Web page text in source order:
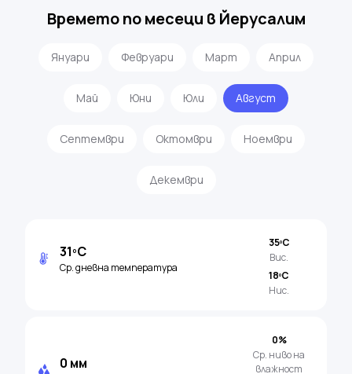
Времето по месеци в Йерусалим
Януари Февруари Март Април
Май Юни Юли Август
Септември Октомври Ноември
Декември
31ºC
Ср. дневна температура
35ºC
Вис.
18ºC
Нис.
0 мм
0%
Ср. ниво на
влажност